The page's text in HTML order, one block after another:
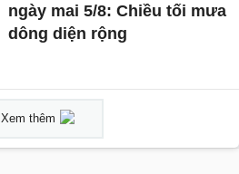
ngày mai 5/8: Chiều tối mưa
dông diện rộng
Xem thêm